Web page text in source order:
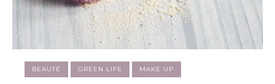
BEAUTÉ GREEN LIFE MAKE UP